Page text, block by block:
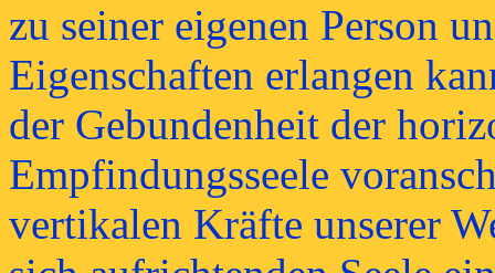
zu seiner eigenen Person
Eigenschaften erlangen
der Gebundenheit der
Empfindungsseele
vertikalen Kräfte unserer